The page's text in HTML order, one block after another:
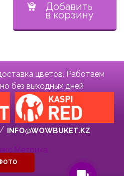
Добавить
в корзину
цветов. Работаем
без выходных дней
INFO@WOWBUKET.KZ